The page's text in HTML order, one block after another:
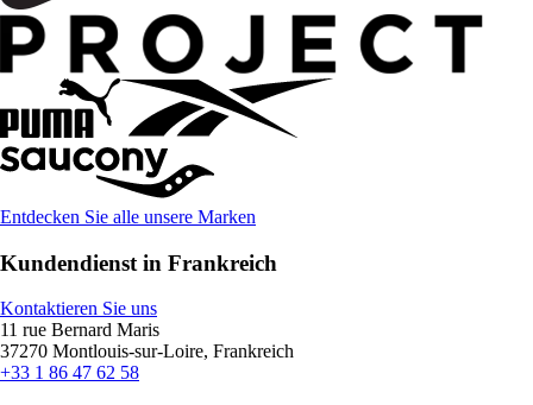
Entdecken Sie alle unsere Marken
Kundendienst in Frankreich
Kontaktieren Sie uns
11 rue Bernard Maris
37270 Montlouis-sur-Loire, Frankreich
+33 1 86 47 62 58